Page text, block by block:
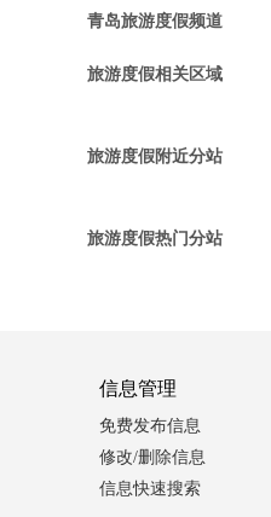
青岛旅游度假频道
旅游度假相关区域
旅游度假附近分站
旅游度假热门分站
信息管理
免费发布信息
修改/删除信息
信息快速搜索